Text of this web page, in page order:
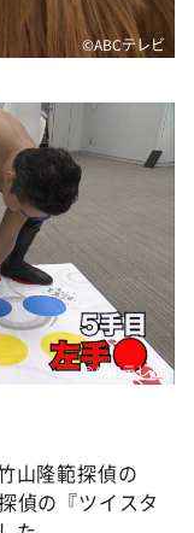
©️ABCテレビ
©️ABCテレビ
山隆範探偵の
偵の『ツイスタ